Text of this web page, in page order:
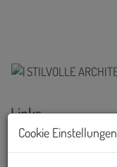
Links
Cookie Einstellungen